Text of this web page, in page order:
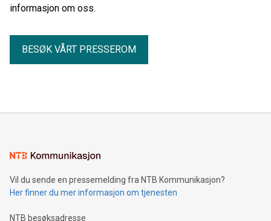
informasjon om oss.
BESØK VÅRT PRESSEROM
Vil du sende en pressemelding fra NTB Kommunikasjon?
Her finner du mer informasjon om tjenesten
NTB besøksadresse